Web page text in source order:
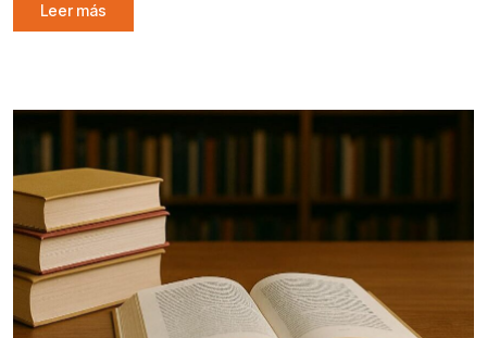
Leer más